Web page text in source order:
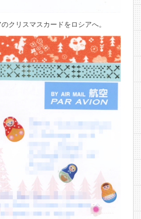
クリスマスカードをロシアへ。